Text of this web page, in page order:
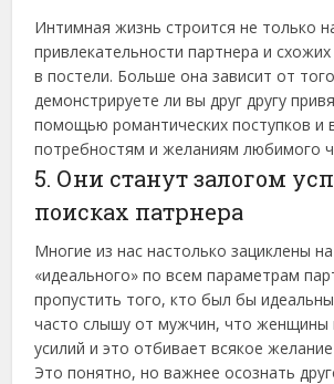
Интимная жизнь строится не только
привлекательности партнера и
в постели. Больше она зависит от
демонстрируете ли вы друг другу
помощью романтических поступков и
потребностям и желаниям любимого
5. Они станут залогом
поисках патрнера
Многие из нас настолько зациклены
«идеального» по всем параметрам
пропустить того, кто был бы
часто слышу от мужчин, что женщины
усилий и это отбивает всякое
Это понятно, но важнее осознать